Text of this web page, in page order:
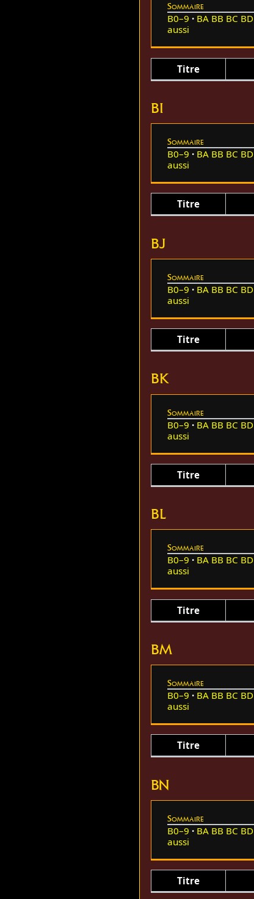
Sommaire
B0–9 BA BB BC BD
aussi
Titre
BI
Sommaire
B0–9 BA BB BC BD
aussi
Titre
BJ
Sommaire
B0–9 BA BB BC BD
aussi
Titre
BK
Sommaire
B0–9 BA BB BC BD
aussi
Titre
BL
Sommaire
B0–9 BA BB BC BD
aussi
Titre
BM
Sommaire
B0–9 BA BB BC BD
aussi
Titre
BN
Sommaire
B0–9 BA BB BC BD
aussi
Titre